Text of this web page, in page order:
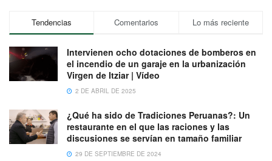
Tendencias Comentarios Lo más reciente
Intervienen ocho dotaciones de bomberos en
el incendio de un garaje en la urbanización
Virgen de Itziar | Vídeo
2 DE ABRIL DE 2025
¿Qué ha sido de Tradiciones Peruanas?: Un
restaurante en el que las raciones y las
discusiones se servían en tamaño familiar
29 DE SEPTIEMBRE DE 2024